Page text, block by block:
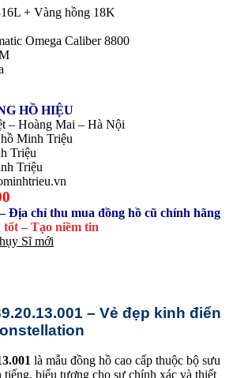
+ Vàng hồng 18K
Omega Caliber 8800
HỒ HIỆU
– Hoàng Mai – Hà Nội
Minh Triệu
Triệu
Triệu
Địa chỉ thu mua đồng hồ cũ chính hãng
– Tạo niềm tin
Sĩ mới
– Vẻ đẹp kinh điển
là mẫu đồng hồ cao cấp thuộc bộ sưu
tiếng, biểu tượng cho sự chính xác và thiết